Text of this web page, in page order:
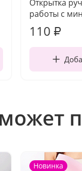
Открытка
работы с
110 ₽
Новинка